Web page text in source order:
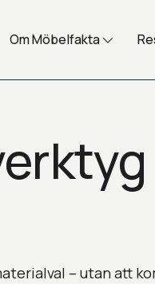
Om Möbelfakta
– utan att